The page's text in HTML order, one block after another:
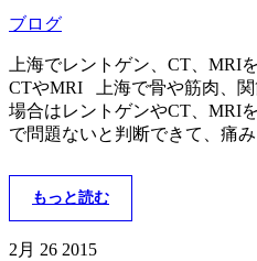
ブログ
上海でレントゲン、CT、
CTやMRI 上海で骨や筋肉、
場合はレントゲンやCT、MRI
で問題ないと判断できて、痛み
もっと読む
2月 26 2015